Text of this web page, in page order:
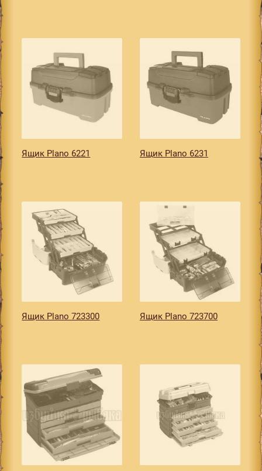
Ящик Plano 6221 Ящик Plano 6231
Ящик Plano 723300 Ящик Plano 723700